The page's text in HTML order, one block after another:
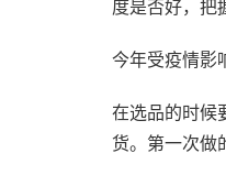
度是否好，把
今年受疫情影
在选品的时候
货。第一次做